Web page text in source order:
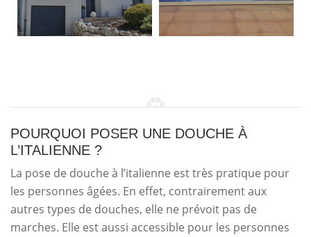
POURQUOI POSER UNE DOUCHE À
L’ITALIENNE ?
La pose de douche à l’italienne est très pratique pour
les personnes âgées. En effet, contrairement aux
autres types de douches, elle ne prévoit pas de
marches. Elle est aussi accessible pour les personnes